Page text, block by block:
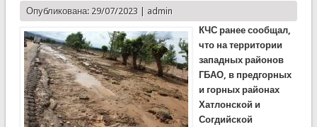
Опубликована: 29/07/2023 | admin
КЧС ранее сообщал,
что на территории
западных районов
ГБАО, в предгорных
и горных районах
Хатлонской и
Согдийской